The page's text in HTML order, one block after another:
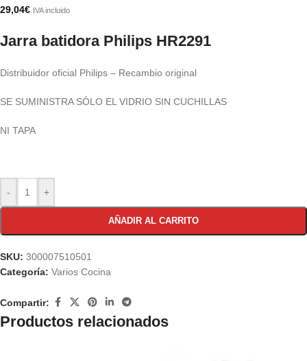
29,04€ IVA incluido
Jarra batidora Philips HR2291
Distribuidor oficial Philips – Recambio original
SE SUMINISTRA SÓLO EL VIDRIO SIN CUCHILLAS
NI TAPA
- +
AÑADIR AL CARRITO
SKU: 300007510501
Categoría: Varios Cocina
Compartir:
Productos relacionados